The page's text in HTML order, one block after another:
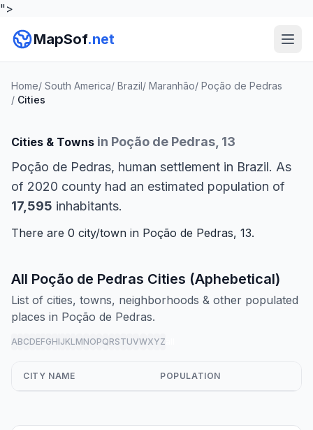
">
MapSof.net
Home/ South America/ Brazil/ Maranhão/ Poção de Pedras
/ Cities
Cities & Towns in Poção de Pedras, 13
Poção de Pedras, human settlement in Brazil. As
of 2020 county had an estimated population of
17,595 inhabitants.
There are 0 city/town in Poção de Pedras, 13.
All Poção de Pedras Cities (Aphebetical)
List of cities, towns, neighborhoods & other populated
places in Poção de Pedras.
ABCDEFGHIJKLMNOPQRSTUVWXYZ
CITY NAME POPULATION